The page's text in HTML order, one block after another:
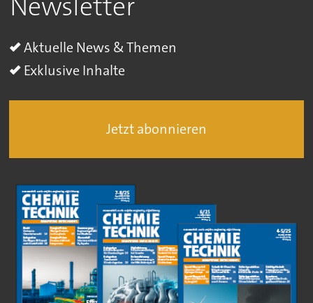
Aktuelle News & Themen
Exklusive Inhalte
Jetzt abonnieren